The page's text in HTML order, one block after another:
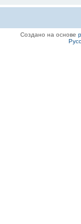
Создано на основе